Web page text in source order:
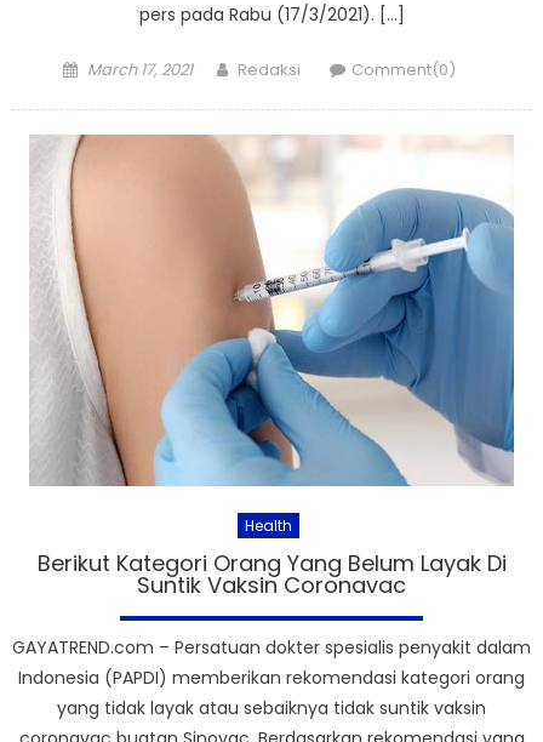
pers pada Rabu (17/3/2021). […]
Posted
March 17, 2021 Author
Redaksi Comment(0)
Health
Berikut Kategori Orang Yang Belum Layak Di
Suntik Vaksin Coronavac
GAYATREND.com – Persatuan dokter spesialis penyakit dalam
Indonesia (PAPDI) memberikan rekomendasi kategori orang
yang tidak layak atau sebaiknya tidak suntik vaksin